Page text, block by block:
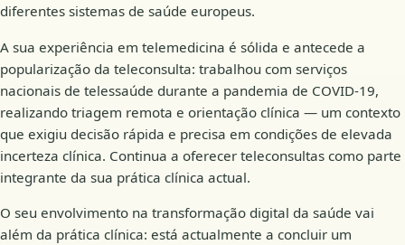
diferentes sistemas de saúde europeus.
A sua experiência em telemedicina é sólida e antecede a
popularização da teleconsulta: trabalhou com serviços
nacionais de telessaúde durante a pandemia de COVID-19,
realizando triagem remota e orientação clínica — um contexto
que exigiu decisão rápida e precisa em condições de elevada
incerteza clínica. Continua a oferecer teleconsultas como parte
integrante da sua prática clínica actual.
O seu envolvimento na transformação digital da saúde vai
além da prática clínica: está actualmente a concluir um